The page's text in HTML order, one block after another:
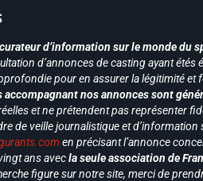
curateur d’information sur le monde du
d’annonces de casting ayant
pour en assurer la légitimité
nos annonces sont
et ne prétendent pas représenter
de veille journalistique et
en précisant l’annonce
ans avecla seule association de
figure sur notre site, merci de